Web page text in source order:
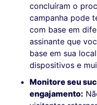
concluíram o
campanha pode
com base em
assinante que
base em sua
dispositivos e
Monitore seu
engajamento: